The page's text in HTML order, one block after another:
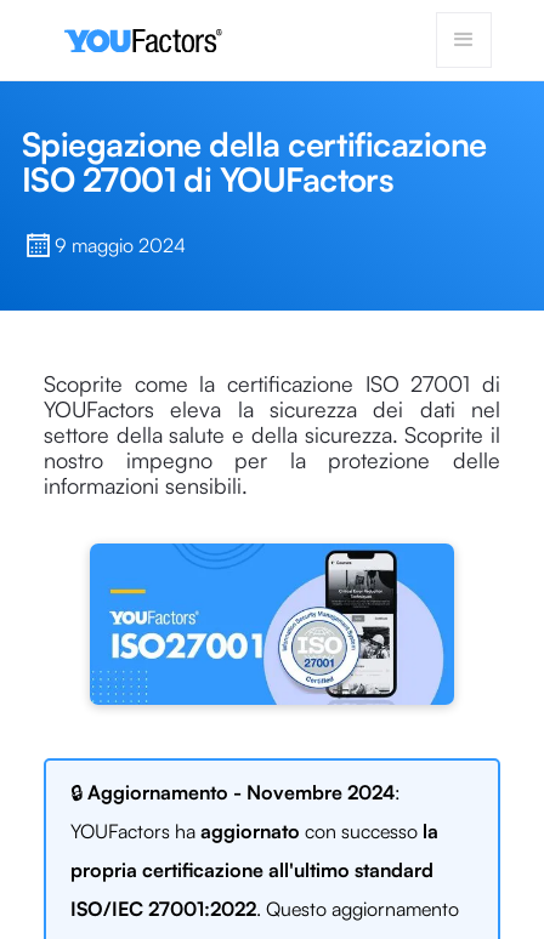
Spiegazione della certificazione
ISO 27001 di YOUFactors
9 maggio 2024
Scoprite come la certificazione ISO 27001 di
YOUFactors eleva la sicurezza dei dati nel
settore della salute e della sicurezza. Scoprite il
nostro impegno per la protezione delle
informazioni sensibili.
🔒 Aggiornamento - Novembre 2024:
YOUFactors ha aggiornato con successo la
propria certificazione all'ultimo standard
ISO/IEC 27001:2022. Questo aggiornamento